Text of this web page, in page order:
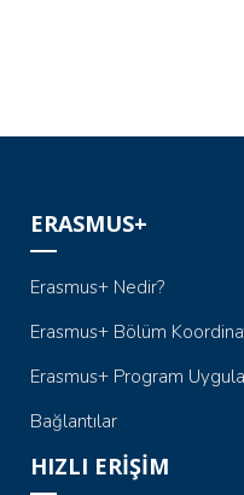
ERASMUS+
Erasmus+ Nedir?
Erasmus+ Bölüm
Erasmus+ Program
Bağlantılar
HIZLI ERİŞİM